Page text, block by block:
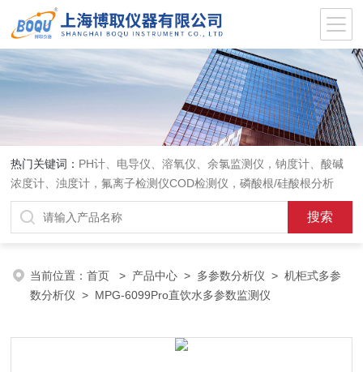
热门关键词： PH计、电导仪、溶氧仪、余氯监测仪，钠度计、酸碱
浓度计、浊度计，氟离子检测仪COD检测仪，磷酸根/硅酸根分析
仪，PH电极、溶氧电极、电导电极
当前位置：首页 > 产品中心 > 多参数分析仪 >机柜式多参
数分析仪 > MPG-6099Pro直饮水多参数监测仪